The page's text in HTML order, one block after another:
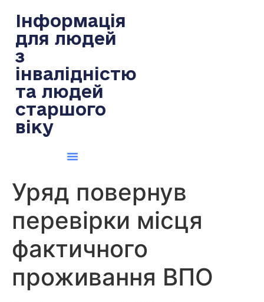
Інформація
для людей
з
інвалідністю
та людей
старшого
віку
Уряд повернув
перевірки місця
фактичного
проживання ВПО